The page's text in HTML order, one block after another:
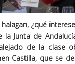
¿qué
Junta de
de la clase
Castilla, que se